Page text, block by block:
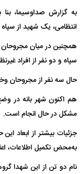
به گزارش صداوسیما،
انتظامی، یک شهید از
همچنین در میان مجروحان
سپاه و دو نفر از افراد
حال سه نفر از مجروحان
هم اکنون شهر بانه در
مشکل در حال انجام است.
جزئیات بیشتر از ابعاد
به‌محض تکمیل اطلاعات،
نام دو تن از این شهدا